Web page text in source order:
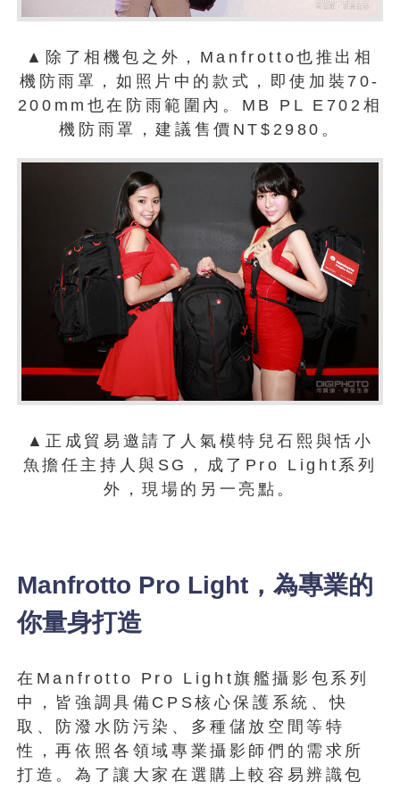
▲除了相機包之外，Manfrotto也推出相
機防雨罩，如照片中的款式，即使加裝70-
200mm也在防雨範圍內。MB PL E702相
機防雨罩，建議售價NT$2980。
▲正成貿易邀請了人氣模特兒石熙與恬小
魚擔任主持人與SG，成了Pro Light系列
外，現場的另一亮點。
Manfrotto Pro Light，為專業的
你量身打造
在Manfrotto Pro Light旗艦攝影包系列
中，皆強調具備CPS核心保護系統、快
取、防潑水防污染、多種儲放空間等特
性，再依照各領域專業攝影師們的需求所
打造。為了讓大家在選購上較容易辨識包